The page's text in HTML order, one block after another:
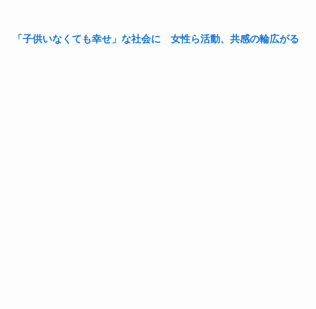
「子供いなくても幸せ」な社会に 女性ら活動、共感の輪広がる